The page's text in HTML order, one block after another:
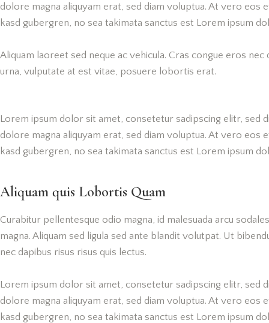
dolore magna aliquyam erat, sed diam voluptua. At vero eos
kasd gubergren, no sea takimata sanctus est Lorem ipsum
Aliquam laoreet sed neque ac vehicula. Cras congue eros
urna, vulputate at est vitae, posuere lobortis erat.
Lorem ipsum dolor sit amet, consetetur sadipscing elitr,
dolore magna aliquyam erat, sed diam voluptua. At vero eos
kasd gubergren, no sea takimata sanctus est Lorem ipsum
Aliquam quis Lobortis Quam
Curabitur pellentesque odio magna, id malesuada arcu
magna. Aliquam sed ligula sed ante blandit volutpat. Ut
nec dapibus risus risus quis lectus.
Lorem ipsum dolor sit amet, consetetur sadipscing elitr,
dolore magna aliquyam erat, sed diam voluptua. At vero eos
kasd gubergren, no sea takimata sanctus est Lorem ipsum